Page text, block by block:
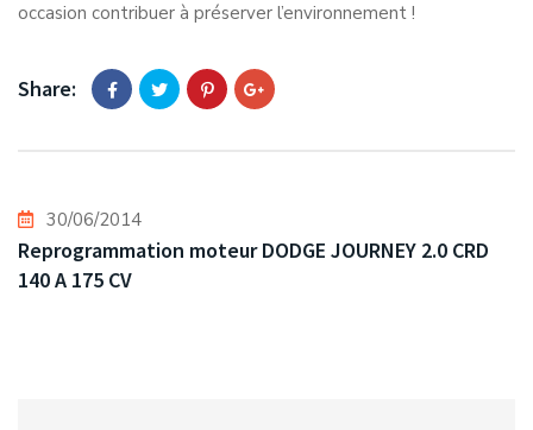
occasion contribuer à préserver l’environnement !
Share:
30/06/2014
Reprogrammation moteur DODGE JOURNEY 2.0 CRD
140 A 175 CV